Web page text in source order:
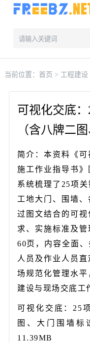
当前位置： 首页 > 工程建设
可视化交底
（含八牌二
简介：本资料《
施工作业指导书》
系统梳理了25项
工地大门、围墙
过图文结合的可
求、实施标准及
60页，内容全面
人员及作业人员
场规范化管理水
建设与现场交底工
可视化交底：25
图、大门围墙标
11.39MB